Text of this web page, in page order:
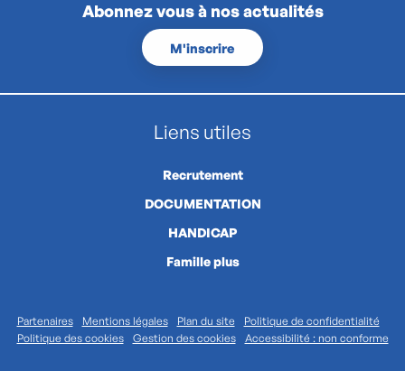
Abonnez vous à nos actualités
M'inscrire
Liens utiles
Recrutement
DOCUMENTATION
HANDICAP
Famille plus
Partenaires Mentions légales Plan du site
Politique de confidentialité
Politique des cookies
Gestion des cookies Accessibilité : non conforme